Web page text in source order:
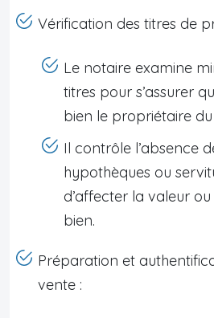
Vérification des titres de
Le notaire examine
titres pour s’assurer
bien le propriétaire du
Il contrôle l’absence
hypothèques ou
d’affecter la valeur
bien.
Préparation et
vente :